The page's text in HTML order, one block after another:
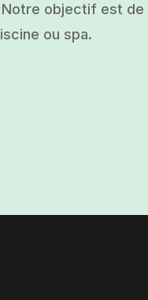
Notre objectif est de
ou spa.